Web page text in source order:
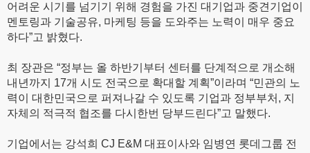
어려운 시기를 넘기기 위해 경험을 가진 대기업과 중견기업이
멘토링과 기술공유, 마케팅 등을 도와주는 노력이 매우 중요
하다”고 밝혔다.
최 장관은 “정부는 올 하반기부터 센터를 단계적으로 개소해
내년까지 17개 시도 전국으로 확대할 계획”이라며 “민관의 노
력이 대한민국으로 퍼져나갈 수 있도록 기업과 정부부처, 지
자체의 적극적 협조를 다시한번 당부드린다”고 말했다.
기업에서는 강석희 CJ E&M 대표이사와 임병연 롯데그룹 전